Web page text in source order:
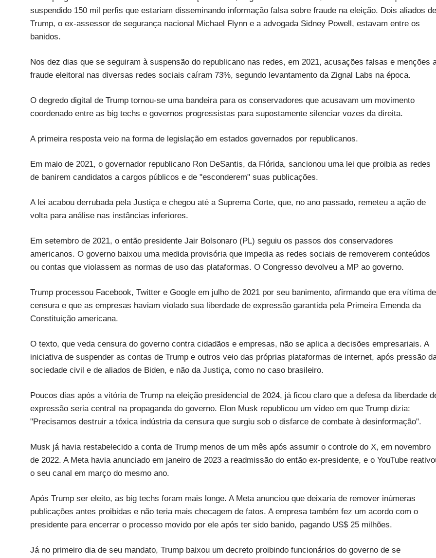
suspendido 150 mil perfis que estariam disseminando informação falsa sobre fraude na eleição. Dois aliados de
Trump, o ex-assessor de segurança nacional Michael Flynn e a advogada Sidney Powell, estavam entre os
banidos.
Nos dez dias que se seguiram à suspensão do republicano nas redes, em 2021, acusações falsas e menções
fraude eleitoral nas diversas redes sociais caíram 73%, segundo levantamento da Zignal Labs na época.
O degredo digital de Trump tornou-se uma bandeira para os conservadores que acusavam um movimento
coordenado entre as big techs e governos progressistas para supostamente silenciar vozes da direita.
A primeira resposta veio na forma de legislação em estados governados por republicanos.
Em maio de 2021, o governador republicano Ron DeSantis, da Flórida, sancionou uma lei que proibia as redes
de banirem candidatos a cargos públicos e de "esconderem" suas publicações.
A lei acabou derrubada pela Justiça e chegou até a Suprema Corte, que, no ano passado, remeteu a ação de
volta para análise nas instâncias inferiores.
Em setembro de 2021, o então presidente Jair Bolsonaro (PL) seguiu os passos dos conservadores
americanos. O governo baixou uma medida provisória que impedia as redes sociais de removerem conteúdos
ou contas que violassem as normas de uso das plataformas. O Congresso devolveu a MP ao governo.
Trump processou Facebook, Twitter e Google em julho de 2021 por seu banimento, afirmando que era vítima de
censura e que as empresas haviam violado sua liberdade de expressão garantida pela Primeira Emenda da
Constituição americana.
O texto, que veda censura do governo contra cidadãos e empresas, não se aplica a decisões empresariais. A
iniciativa de suspender as contas de Trump e outros veio das próprias plataformas de internet, após pressão
sociedade civil e de aliados de Biden, e não da Justiça, como no caso brasileiro.
Poucos dias após a vitória de Trump na eleição presidencial de 2024, já ficou claro que a defesa da liberdade
expressão seria central na propaganda do governo. Elon Musk republicou um vídeo em que Trump dizia:
"Precisamos destruir a tóxica indústria da censura que surgiu sob o disfarce de combate à desinformação".
Musk já havia restabelecido a conta de Trump menos de um mês após assumir o controle do X, em novembro
de 2022. A Meta havia anunciado em janeiro de 2023 a readmissão do então ex-presidente, e o YouTube
o seu canal em março do mesmo ano.
Após Trump ser eleito, as big techs foram mais longe. A Meta anunciou que deixaria de remover inúmeras
publicações antes proibidas e não teria mais checagem de fatos. A empresa também fez um acordo com o
presidente para encerrar o processo movido por ele após ter sido banido, pagando US$ 25 milhões.
Já no primeiro dia de seu mandato, Trump baixou um decreto proibindo funcionários do governo de se